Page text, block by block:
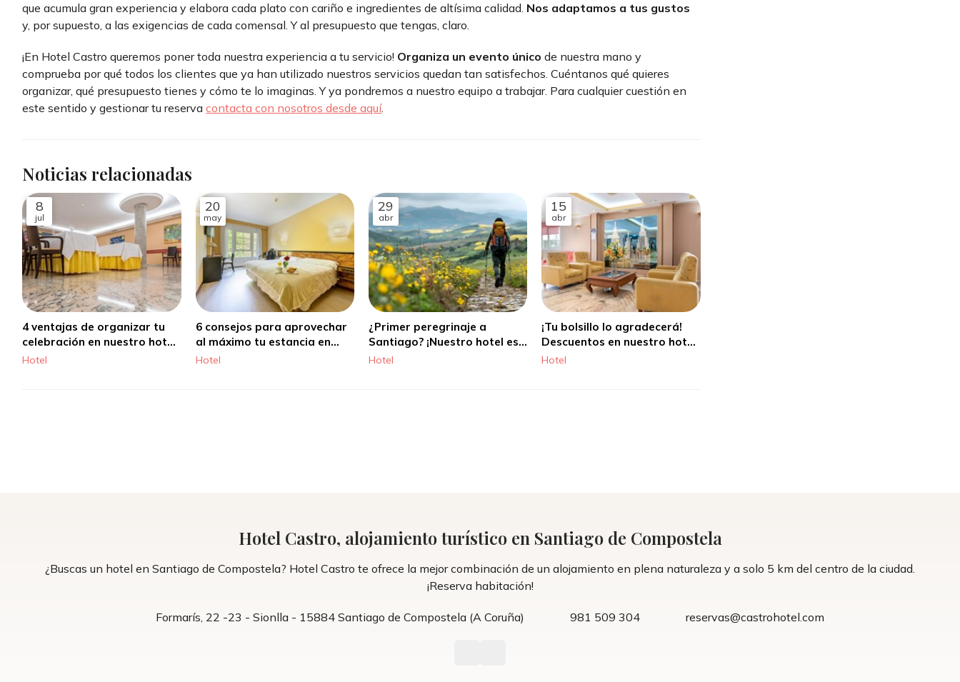
que acumula gran experiencia y elabora cada plato con cariño e ingredientes de altísima calidad. Nos adaptamos a tus gustos
y, por supuesto, a las exigencias de cada comensal. Y al presupuesto que tengas, claro.
¡En Hotel Castro queremos poner toda nuestra experiencia a tu servicio! Organiza un evento único de nuestra mano y
comprueba por qué todos los clientes que ya han utilizado nuestros servicios quedan tan satisfechos. Cuéntanos qué quieres
organizar, qué presupuesto tienes y cómo te lo imaginas. Y ya pondremos a nuestro equipo a trabajar. Para cualquier cuestión en
este sentido y gestionar tu reservacontacta con nosotros desde aquí.
Noticias relacionadas
8
jul
4 ventajas de organizar tu
celebración en nuestro hotel
en Santiago de Compostela
Hotel
20
may
6 consejos para aprovechar
al máximo tu estancia en
nuestro hotel en Santiago de
Hotel
29
abr
¿Primer peregrinaje a
Santiago? ¡Nuestro hotel es
ideal para ti!
Hotel
15
abr
¡Tu bolsillo lo agradecerá!
Descuentos en nuestro hotel
en Santiago
Hotel
Hotel Castro, alojamiento turístico en Santiago de Compostela
¿Buscas un hotel en Santiago de Compostela? Hotel Castro te ofrece la mejor combinación de un alojamiento en plena naturaleza y a solo 5 km del centro de la ciudad.
¡Reserva habitación!
Formarís, 22 -23 - Sionlla - 15884 Santiago de Compostela (A Coruña) 981 509 304 reservas@castrohotel.com